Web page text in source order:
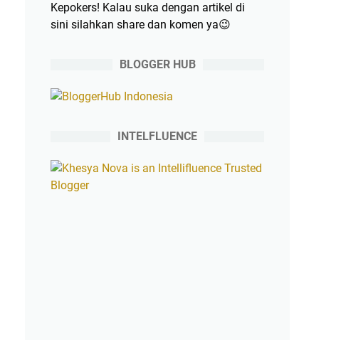
Kepokers! Kalau suka dengan artikel di
sini silahkan share dan komen ya😉
BLOGGER HUB
INTELFLUENCE